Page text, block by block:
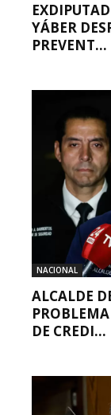
YÁBER
PREVENT...
NACIONAL
ALCALDE
DE CREDI...